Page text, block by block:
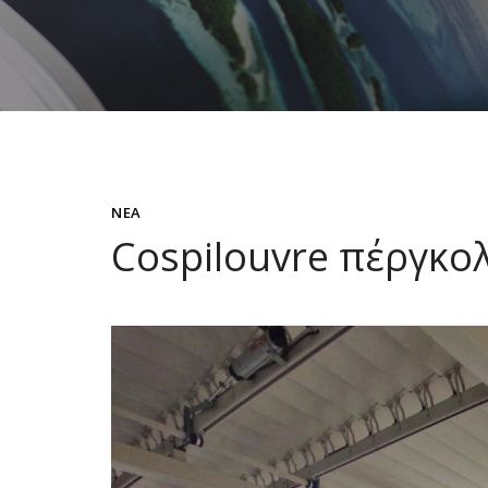
ΝΈΑ
Cospilouvre